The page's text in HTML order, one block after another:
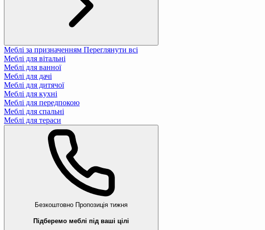
Меблі за призначенням Переглянути всі
Меблі для вітальні
Меблі для ванної
Меблі для дачі
Меблі для дитячої
Меблі для кухні
Меблі для передпокою
Меблі для спальні
Меблі для тераси
Безкоштовно Пропозиція тижня
Підберемо меблі під ваші цілі